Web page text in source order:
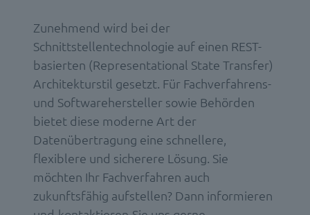
Zunehmend wird bei der
Schnittstellentechnologie auf einen REST-
basierten (Representational State Transfer)
Architekturstil gesetzt. Für Fachverfahrens-
und Softwarehersteller sowie Behörden
bietet diese moderne Art der
Datenübertragung eine schnellere,
flexiblere und sicherere Lösung. Sie
möchten Ihr Fachverfahren auch
zukunftsfähig aufstellen? Dann informieren